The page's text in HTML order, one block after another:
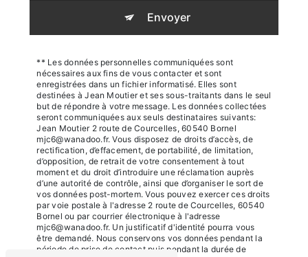
Envoyer
** Les données personnelles communiquées sont
nécessaires aux fins de vous contacter et sont
enregistrées dans un fichier informatisé. Elles sont
destinées à Jean Moutier et ses sous-traitants dans le seul
but de répondre à votre message. Les données collectées
seront communiquées aux seuls destinataires suivants:
Jean Moutier 2 route de Courcelles, 60540 Bornel
mjc6@wanadoo.fr. Vous disposez de droits d’accès, de
rectification, d’effacement, de portabilité, de limitation,
d’opposition, de retrait de votre consentement à tout
moment et du droit d’introduire une réclamation auprès
d’une autorité de contrôle, ainsi que d’organiser le sort de
vos données post-mortem. Vous pouvez exercer ces droits
par voie postale à l'adresse 2 route de Courcelles, 60540
Bornel ou par courrier électronique à l'adresse
mjc6@wanadoo.fr. Un justificatif d'identité pourra vous
être demandé. Nous conservons vos données pendant la
période de prise de contact puis pendant la durée de